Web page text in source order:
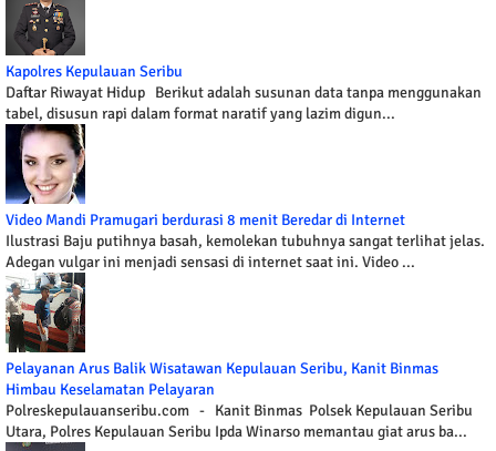
Kapolres Kepulauan Seribu
Daftar Riwayat Hidup Berikut adalah susunan data tanpa menggunakan
tabel, disusun rapi dalam format naratif yang lazim digun...
Video Mandi Pramugari berdurasi 8 menit Beredar di Internet
Ilustrasi Baju putihnya basah, kemolekan tubuhnya sangat terlihat jelas.
Adegan vulgar ini menjadi sensasi di internet saat ini. Video ...
Pelayanan Arus Balik Wisatawan Kepulauan Seribu, Kanit Binmas
Himbau Keselamatan Pelayaran
Polreskepulauanseribu.com - Kanit Binmas Polsek Kepulauan Seribu
Utara, Polres Kepulauan Seribu Ipda Winarso memantau giat arus ba...